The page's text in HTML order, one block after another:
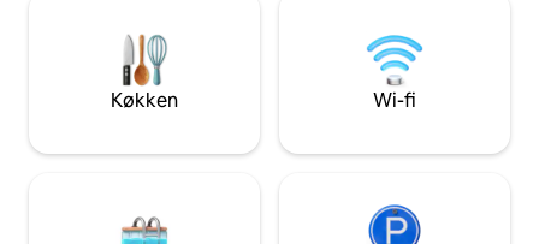
GRATIS sikker plads + 1 betalt mulighed.
Sikkerhed: Sikker elevator med
nøgleadgang. Indtjekning uden vært.
Nyd et roligt og stilfuldt ophold med
ophold i dag!
kvarteret. Den
længerevarende
to gæster.
Køkken Wi-fi